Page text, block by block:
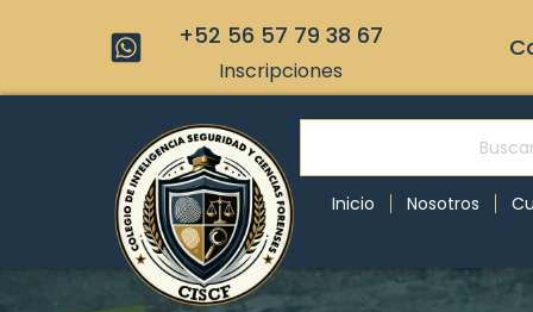
+52 56 57 79 38 67
Inscripciones
Inicio Nosotros